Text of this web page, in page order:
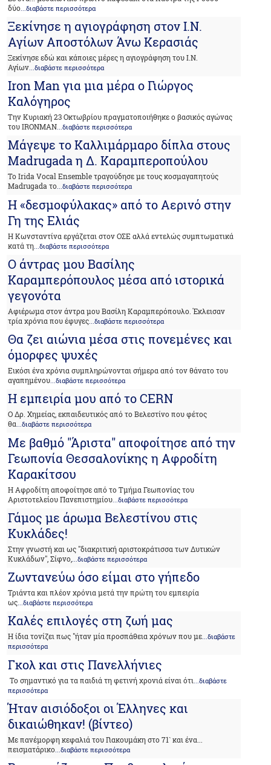
δύο ...διαβάστε περισσότερα
Ξεκίνησε η αγιογράφηση στον Ι.Ν.
Αγίων Αποστόλων Άνω Κερασιάς
Ξεκίνησε εδώ και κάποιες μέρες η αγιογράφηση του Ι.Ν.
Αγίων...διαβάστε περισσότερα
Iron Man για μια μέρα ο Γιώργος
Καλόγηρος
Την Κυριακή 23 Οκτωβρίου πραγματοποιήθηκε ο βασικός αγώνας
του ΙRONMAN...διαβάστε περισσότερα
Μάγεψε το Καλλιμάρμαρο δίπλα στους
Madrugada η Δ. Καραμπεροπούλου
Το Irida Vocal Ensemble τραγούδησε με τους κοσμαγαπητούς
Madrugada το...διαβάστε περισσότερα
Η «δεσμοφύλακας» από το Αερινό στην
Γη της Ελιάς
Η Κωνσταντίνα εργάζεται στον ΟΣΕ αλλά εντελώς συμπτωματικά
κατά τη ...διαβάστε περισσότερα
Ο άντρας μου Βασίλης
Καραμπερόπουλος μέσα από ιστορικά
γεγονότα
Αφιέρωμα στον άντρα μου Βασίλη Καραμπερόπουλο. Έκλεισαν
τρία χρόνια που έφυγες...διαβάστε περισσότερα
Θα ζει αιώνια μέσα στις πονεμένες και
όμορφες ψυχές
Εικόσι ένα χρόνια συμπληρώνονται σήμερα από τον θάνατο του
αγαπημένου...διαβάστε περισσότερα
Η εμπειρία μου από το CERN
Ο Δρ. Χημείας, εκπαιδευτικός από το Βελεστίνο που φέτος
θα...διαβάστε περισσότερα
Με βαθμό "Άριστα" αποφοίτησε από την
Γεωπονία Θεσσαλονίκης η Αφροδίτη
Καρακίτσου
Η Αφροδίτη αποφοίτησε από το Τμήμα Γεωπονίας του
Αριστοτελείου Πανεπιστημίου ...διαβάστε περισσότερα
Γάμος με άρωμα Βελεστίνου στις
Κυκλάδες!
Στην γνωστή και ως "διακριτική αριστοκράτισσα των Δυτικών
Κυκλάδων", Σίφνο,...διαβάστε περισσότερα
Ζωντανεύω όσο είμαι στο γήπεδο
Τριάντα και πλέον χρόνια μετά την πρώτη του εμπειρία
ως...διαβάστε περισσότερα
Καλές επιλογές στη ζωή μας
Η ίδια τονίζει πως "ήταν μία προσπάθεια χρόνων που με...διαβάστε
περισσότερα
Γκολ και στις Πανελλήνιες
­ Το σημαντικό για τα παιδιά τη φετινή χρονιά είναι ότι ...διαβάστε
περισσότερα
Ήταν αισιόδοξοι οι Έλληνες και
δικαιώθηκαν! (βίντεο)
Με πανέμορφη κεφαλιά του Γιακουμάκη στο 71` και ένα...
πεισματάρικο...διαβάστε περισσότερα